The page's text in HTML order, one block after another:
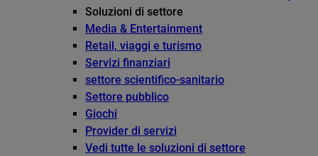
Soluzioni di settore
Media & Entertainment
Retail, viaggi e turismo
Servizi finanziari
settore scientifico-sanitario
Settore pubblico
Giochi
Provider di servizi
Vedi tutte le soluzioni di settore